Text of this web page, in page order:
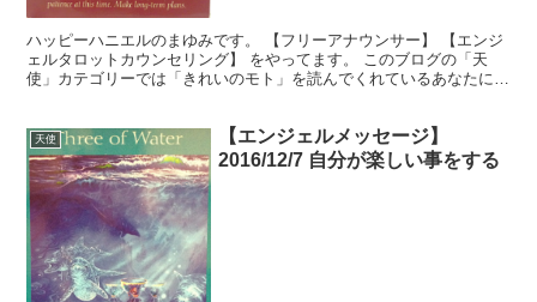
ハッピーハニエルのまゆみです。 【フリーアナウンサー】 【エンジ
ェルタロットカウンセリング】 をやってます。 このブログの「天
使」カテゴリーでは「きれいのモト」を読んでくれているあなたに、
天使
【エンジェルメッセージ】
2016/12/7 自分が楽しい事をする